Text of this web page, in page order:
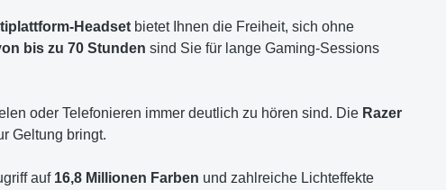
Headset bietet Ihnen die Freiheit, sich ohne
bis zu 70 Stunden sind Sie für lange Gaming-Sessions
oder Telefonieren immer deutlich zu hören sind. Die Razer
Geltung bringt.
auf 16,8 Millionen Farben und zahlreiche Lichteffekte